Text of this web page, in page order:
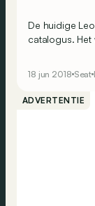
De huidige
catalogus. Het
18 jun 2018 Seat
ADVERTENTIE